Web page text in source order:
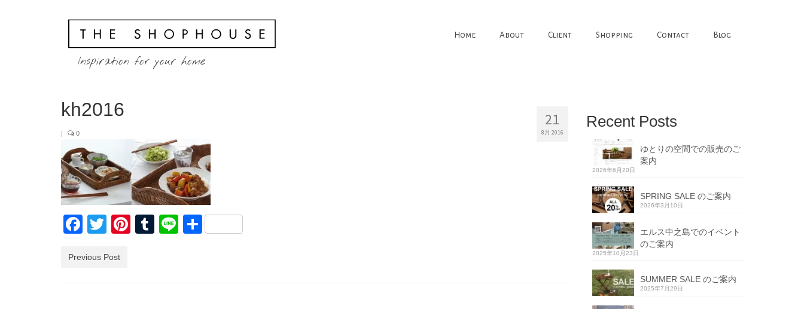
Inspiration for your home
Home About Client Shopping Contact Blog
21
8月 2016
kh2016
0
Facebook
TwitterPinterest
Tumblr
Line共
Previous Post
Recent Posts
ゆとりの空間での販売のご
案内
2026年6月20日
SPRING SALE のご案内
2026年3月10日
エルス中之島でのイベント
のご案内
2025年10月23日
SUMMER SALE のご案内
2025年7月29日